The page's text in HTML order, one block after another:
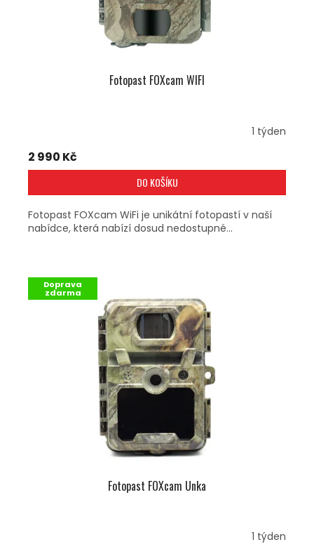
Fotopast FOXcam WIFI
1 týden
2 990 Kč
DO KOŠÍKU
Fotopast FOXcam WiFi je unikátní fotopastí v naší
nabídce, která nabízí dosud nedostupné...
Doprava
zdarma
Fotopast FOXcam Unka
1 týden